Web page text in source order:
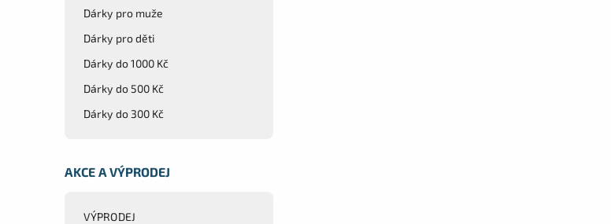
Dárky pro muže
Dárky pro děti
Dárky do 1000 Kč
Dárky do 500 Kč
Dárky do 300 Kč
AKCE A VÝPRODEJ
VÝPRODEJ